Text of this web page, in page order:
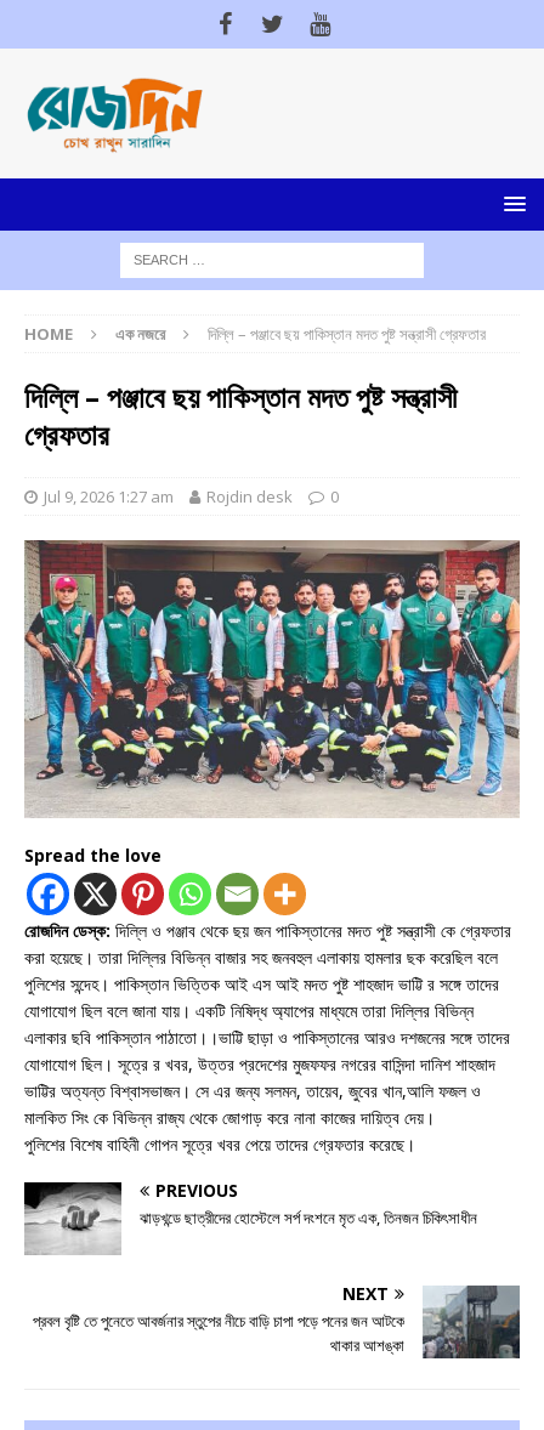
HOME এক নজরে দিল্লি – পঞ্জাবে ছয় পাকিস্তান মদত পুষ্ট সন্ত্রাসী গ্রেফতার
দিল্লি – পঞ্জাবে ছয় পাকিস্তান মদত পুষ্ট সন্ত্রাসী
গ্রেফতার
Jul 9, 2026 1:27 am Rojdin desk 0
Spread the love
রোজদিন ডেস্ক: দিল্লি ও পঞ্জাব থেকে ছয় জন পাকিস্তানের মদত পুষ্ট সন্ত্রাসী কে গ্রেফতার
করা হয়েছে। তারা দিল্লির বিভিন্ন বাজার সহ জনবহুল এলাকায় হামলার ছক করেছিল বলে
পুলিশের সন্দেহ। পাকিস্তান ভিত্তিক আই এস আই মদত পুষ্ট শাহজাদ ভাট্টি র সঙ্গে তাদের
যোগাযোগ ছিল বলে জানা যায়। একটি নিষিদ্ধ অ্যাপের মাধ্যমে তারা দিল্লির বিভিন্ন
এলাকার ছবি পাকিস্তান পাঠাতো।।ভাট্টি ছাড়া ও পাকিস্তানের আরও দশজনের সঙ্গে তাদের
যোগাযোগ ছিল। সূত্রে র খবর, উত্তর প্রদেশের মুজফফর নগরের বাসিন্দা দানিশ শাহজাদ
ভাট্টির অত্যন্ত বিশ্বাসভাজন। সে এর জন্য সলমন, তায়েব, জুবের খান,আলি ফজল ও
মালকিত সিং কে বিভিন্ন রাজ্য থেকে জোগাড় করে নানা কাজের দায়িত্ব দেয়।
পুলিশের বিশেষ বাহিনী গোপন সূত্রে খবর পেয়ে তাদের গ্রেফতার করেছে।
PREVIOUS
ঝাড়খন্ডে ছাত্রীদের হোস্টেলে সর্প দংশনে মৃত এক, তিনজন চিকিৎসাধীন
NEXT
প্রবল বৃষ্টি তে পুনেতে আবর্জনার স্তুপের নীচে বাড়ি চাপা পড়ে পনের জন আটকে
থাকার আশঙ্কা